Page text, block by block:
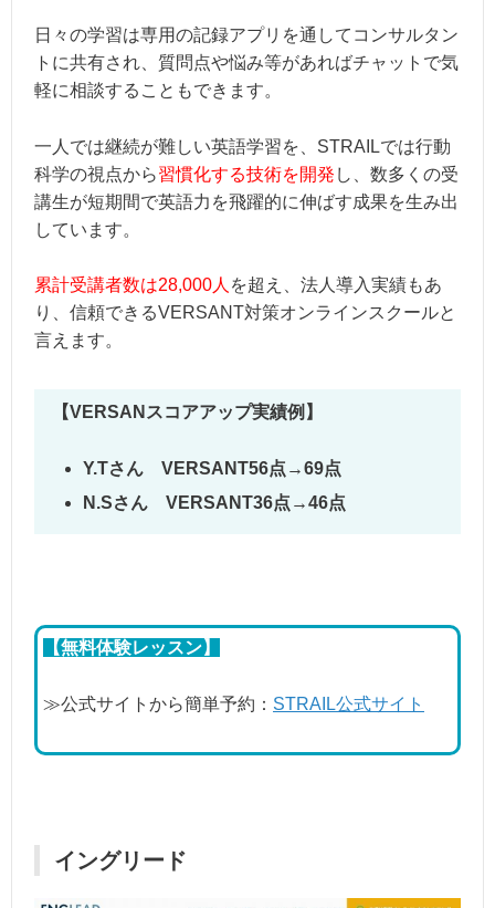
日々の学習は専用の記録アプリを通してコンサルタン
トに共有され、質問点や悩み等があればチャットで気
軽に相談することもできます。
一人では継続が難しい英語学習を、STRAILでは行動
科学の視点から習慣化する技術を開発 し、数多くの受
講生が短期間で英語力を飛躍的に伸ばす成果を生み出
しています。
累計受講者数は28,000人 を超え、法人導入実績もあ
り、信頼できるVERSANT対策オンラインスクールと
言えます。
【VERSANスコアアップ実績例】
Y.Tさん VERSANT56点→69点
N.Sさん VERSANT36点→46点
【無料体験レッスン】
≫公式サイトから簡単予約： STRAIL公式サイト
イングリード